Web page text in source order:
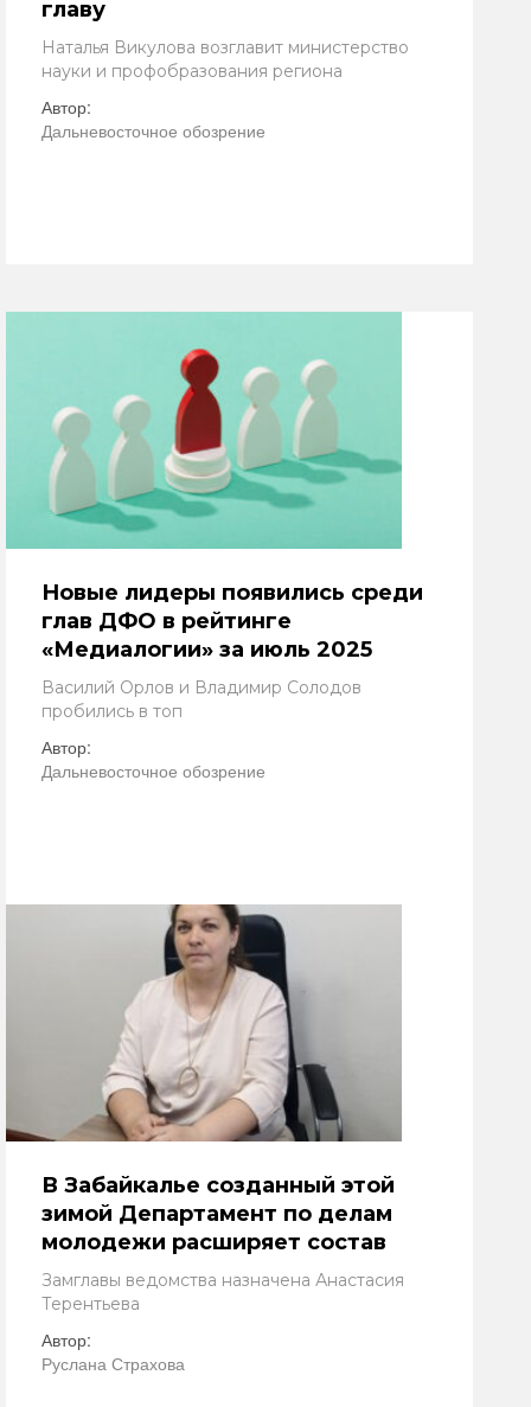
главу
Наталья Викулова возглавит министерство
науки и профобразования региона
Автор:
Дальневосточное обозрение
Новые лидеры появились среди
глав ДФО в рейтинге
«Медиалогии» за июль 2025
Василий Орлов и Владимир Солодов
пробились в топ
Автор:
Дальневосточное обозрение
В Забайкалье созданный этой
зимой Департамент по делам
молодежи расширяет состав
Замглавы ведомства назначена Анастасия
Терентьева
Автор:
Руслана Страхова